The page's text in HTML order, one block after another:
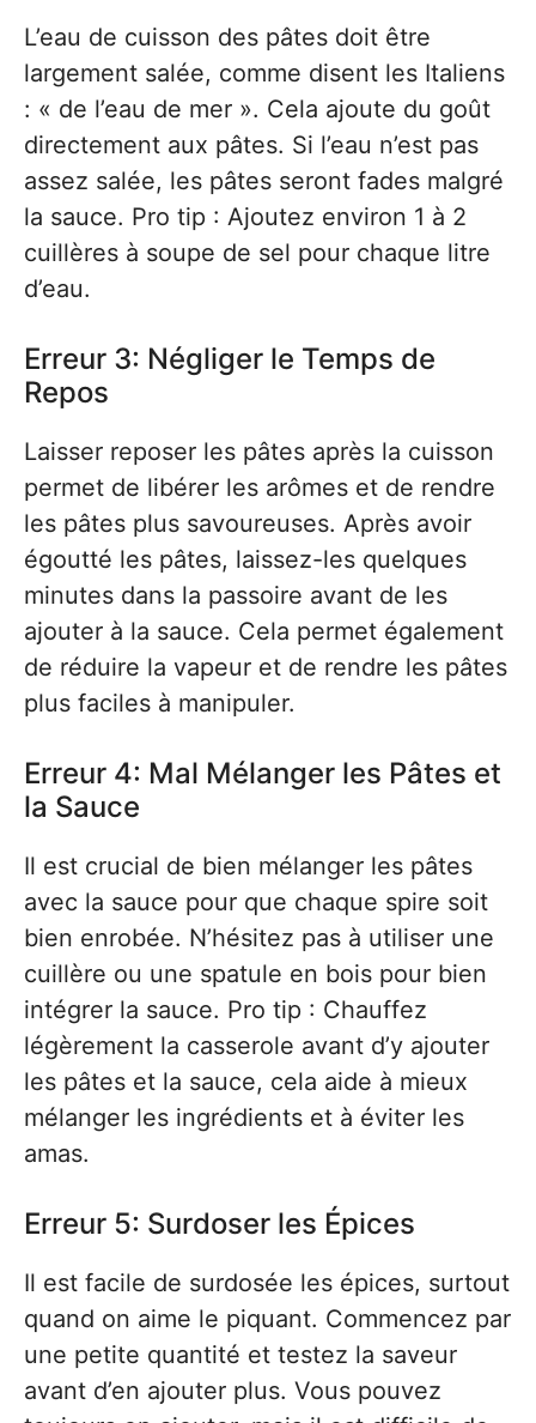
L’eau de cuisson des pâtes doit être
largement salée, comme disent les Italiens
: « de l’eau de mer ». Cela ajoute du goût
directement aux pâtes. Si l’eau n’est pas
assez salée, les pâtes seront fades malgré
la sauce. Pro tip : Ajoutez environ 1 à 2
cuillères à soupe de sel pour chaque litre
d’eau.
Erreur 3: Négliger le Temps de
Repos
Laisser reposer les pâtes après la cuisson
permet de libérer les arômes et de rendre
les pâtes plus savoureuses. Après avoir
égoutté les pâtes, laissez-les quelques
minutes dans la passoire avant de les
ajouter à la sauce. Cela permet également
de réduire la vapeur et de rendre les pâtes
plus faciles à manipuler.
Erreur 4: Mal Mélanger les Pâtes et
la Sauce
Il est crucial de bien mélanger les pâtes
avec la sauce pour que chaque spire soit
bien enrobée. N’hésitez pas à utiliser une
cuillère ou une spatule en bois pour bien
intégrer la sauce. Pro tip : Chauffez
légèrement la casserole avant d’y ajouter
les pâtes et la sauce, cela aide à mieux
mélanger les ingrédients et à éviter les
amas.
Erreur 5: Surdoser les Épices
Il est facile de surdosée les épices, surtout
quand on aime le piquant. Commencez par
une petite quantité et testez la saveur
avant d’en ajouter plus. Vous pouvez